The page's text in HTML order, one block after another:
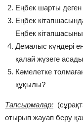
Еңбек шарты деген
Еңбек
Еңбек
Демалыс күндері
қалай жүзеге
Кәмелетке
құқылы?
Тапсырмалар:
отырып жауап беру